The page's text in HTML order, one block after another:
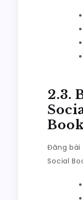
2.3.
Đăng bài
Social